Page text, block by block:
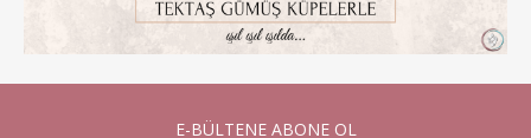
E-BÜLTENE ABONE OL